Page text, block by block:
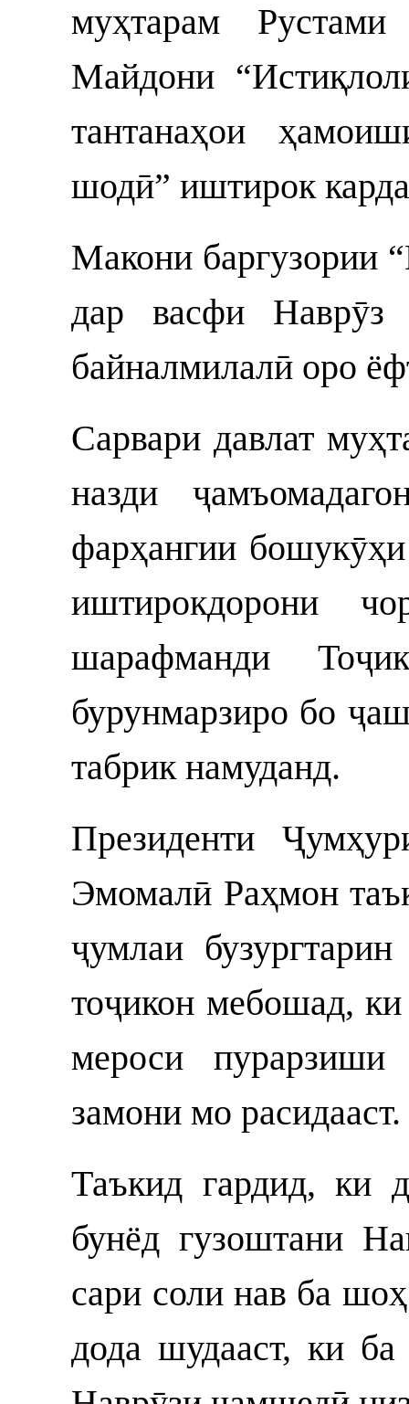
муҳтарам
Майдони
тантанаҳои
шодӣ” иштирок
Макони баргузории
дар васфи
байналмилалӣ оро
Сарвари давлат
назди
фарҳангии
иштирокдорони
шарафманди
бурунмарзиро бо
табрик намуданд.
Президенти
Эмомалӣ Раҳмон
ҷумлаи
тоҷикон мебошад,
мероси
замони мо расидааст.
Таъкид гардид, ки
бунёд гузоштани
сари соли нав ба
дода шудааст, ки